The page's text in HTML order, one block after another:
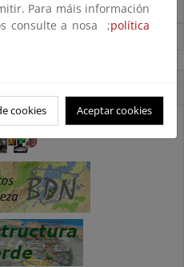
Biodiversidad
Para máis información
consulte a nosa ;política
cookies Aceptar cookies